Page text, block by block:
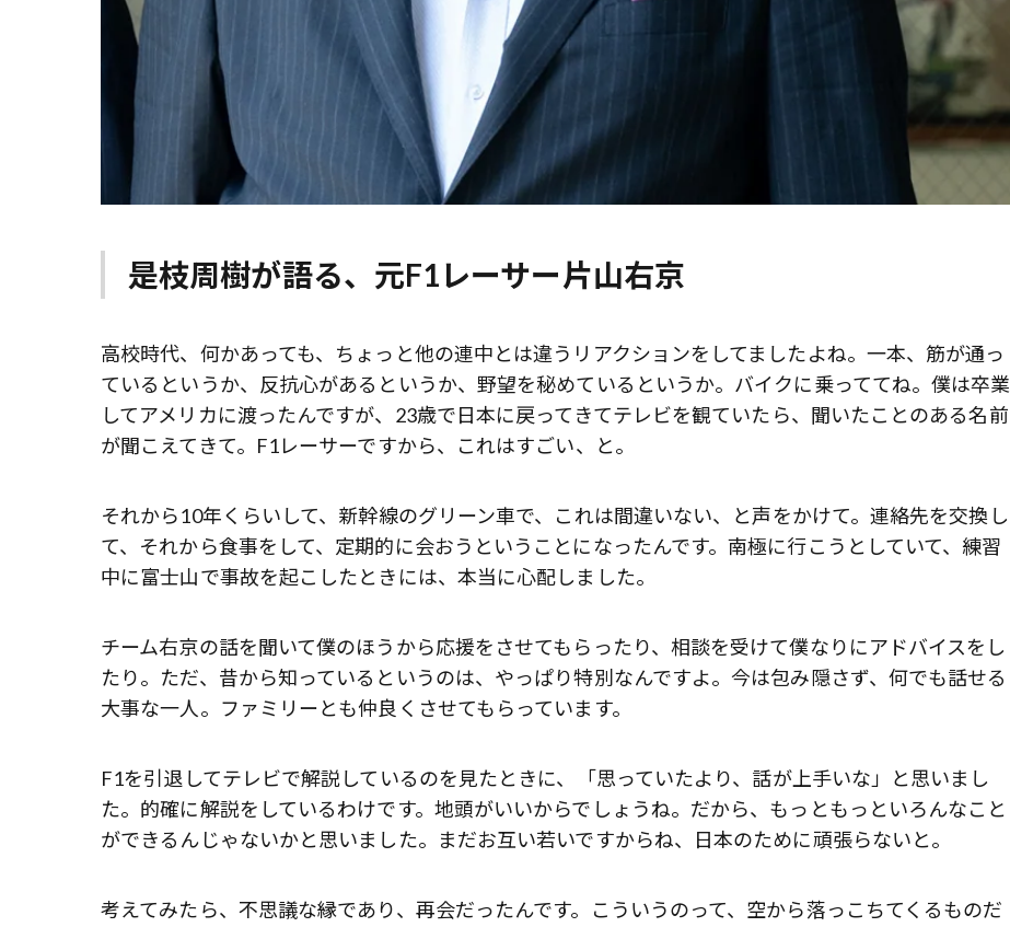
是枝周樹が語る、元F1レーサー片山右京
高校時代、何かあっても、ちょっと他の連中とは違うリアクションをしてましたよね。一本、筋が通っ
ているというか、反抗心があるというか、野望を秘めているというか。バイクに乗っててね。僕は卒業
してアメリカに渡ったんですが、23歳で日本に戻ってきてテレビを観ていたら、聞いたことのある名前
が聞こえてきて。F1レーサーですから、これはすごい、と。
それから10年くらいして、新幹線のグリーン車で、これは間違いない、と声をかけて。連絡先を交換し
て、それから食事をして、定期的に会おうということになったんです。南極に行こうとしていて、練習
中に富士山で事故を起こしたときには、本当に心配しました。
チーム右京の話を聞いて僕のほうから応援をさせてもらったり、相談を受けて僕なりにアドバイスをし
たり。ただ、昔から知っているというのは、やっぱり特別なんですよ。今は包み隠さず、何でも話せる
大事な一人。ファミリーとも仲良くさせてもらっています。
F1を引退してテレビで解説しているのを見たときに、「思っていたより、話が上手いな」と思いまし
た。的確に解説をしているわけです。地頭がいいからでしょうね。だから、もっともっといろんなこと
ができるんじゃないかと思いました。まだお互い若いですからね、日本のために頑張らないと。
考えてみたら、不思議な縁であり、再会だったんです。こういうのって、空から落っこちてくるものだ
前列ホテル「UMITO 熱海 別邸」